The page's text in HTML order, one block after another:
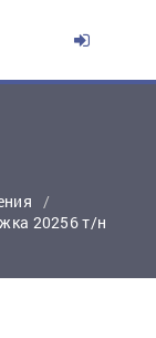
20256 т/н